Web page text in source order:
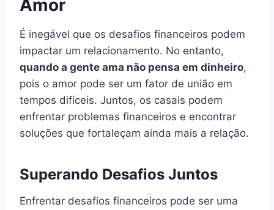
Amor
É inegável que os desafios financeiros podem
impactar um relacionamento. No entanto,
quando a gente ama não pensa em dinheiro,
pois o amor pode ser um fator de união em
tempos difíceis. Juntos, os casais podem
enfrentar problemas financeiros e encontrar
soluções que fortaleçam ainda mais a relação.
Superando Desafios Juntos
Enfrentar desafios financeiros pode ser uma